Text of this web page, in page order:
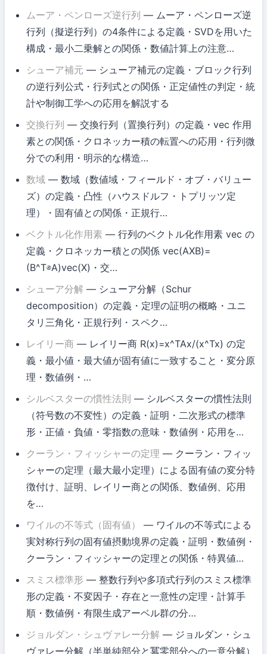
ムーア・ペンローズ逆行列 — ムーア・ペンローズ逆
行列（擬逆行列）の4条件による定義・SVDを用いた
構成・最小二乗解との関係・数値計算上の注意…
シューア補元 — シューア補元の定義・ブロック行列
の逆行列公式・行列式との関係・正定値性の判定・統
計や制御工学への応用を解説する
交換行列 — 交換行列（置換行列）の定義・vec 作用
素との関係・クロネッカー積の転置への応用・行列微
分での利用・明示的な構造…
数域 — 数域（数値域・フィールド・オブ・バリュー
ズ）の定義・凸性（ハウスドルフ・トプリッツ定
理）・固有値との関係・正規行…
ベクトル化作用素 — 行列のベクトル化作用素 vec の
定義・クロネッカー積との関係 vec(AXB)=
(B^T⊗A)vec(X)・交…
シューア分解 — シューア分解（Schur
decomposition）の定義・定理の証明の概略・ユニ
タリ三角化・正規行列・スペク…
レイリー商 — レイリー商 R(x)=x^TAx/(x^Tx) の定
義・最小値・最大値が固有値に一致すること・変分原
理・数値例・…
シルベスターの慣性法則 — シルベスターの慣性法則
（符号数の不変性）の定義・証明・二次形式の標準
形・正値・負値・零指数の意味・数値例・応用を…
クーラン・フィッシャーの定理 — クーラン・フィッ
シャーの定理（最大最小定理）による固有値の変分特
徴付け、証明、レイリー商との関係、数値例、応用
を…
ワイルの不等式（固有値）
— ワイルの不等式による
実対称行列の固有値摂動境界の定義・証明・数値例・
クーラン・フィッシャーの定理との関係・特異値…
スミス標準形 — 整数行列や多項式行列のスミス標準
形の定義・不変因子・存在と一意性の定理・計算手
順・数値例・有限生成アーベル群の分…
ジョルダン・シュヴァレー分解 — ジョルダン・シュ
ヴァレー分解（半単純部分と冪零部分への一意分解）